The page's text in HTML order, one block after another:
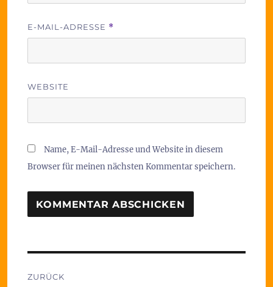
E-MAIL-ADRESSE *
WEBSITE
Name, E-Mail-Adresse und Website in diesem
Browser für meinen nächsten Kommentar speichern.
ZURÜCK